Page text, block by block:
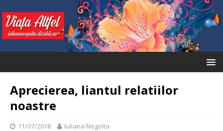
Aprecierea, liantul relatiilor
noastre
11/07/2018 Iuliana Negoita